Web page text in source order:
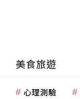
美食旅遊
心理測驗